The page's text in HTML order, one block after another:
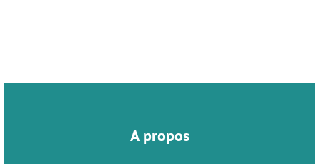
A propos